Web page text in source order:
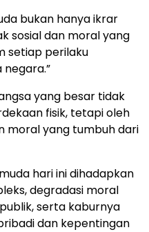
bukan hanya ikrar
sosial dan moral yang
setiap perilaku
yang besar tidak
fisik, tetapi oleh
moral yang tumbuh dari
hari ini dihadapkan
degradasi moral
serta kaburnya
dan kepentingan